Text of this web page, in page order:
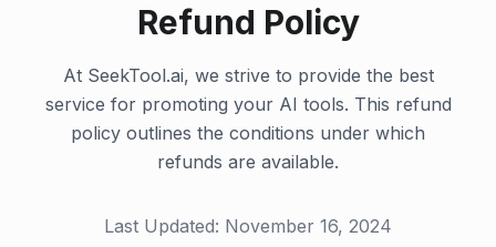
Refund Policy
At SeekTool.ai, we strive to provide the best
service for promoting your AI tools. This refund
policy outlines the conditions under which
refunds are available.
Last Updated: November 16, 2024